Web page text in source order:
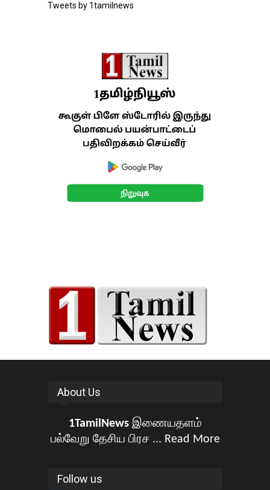
Tweets by 1tamilnews
About Us
1TamilNewsஇணையதளம்
பல்வேறு தேசிய பிரச ... Read More
Follow us